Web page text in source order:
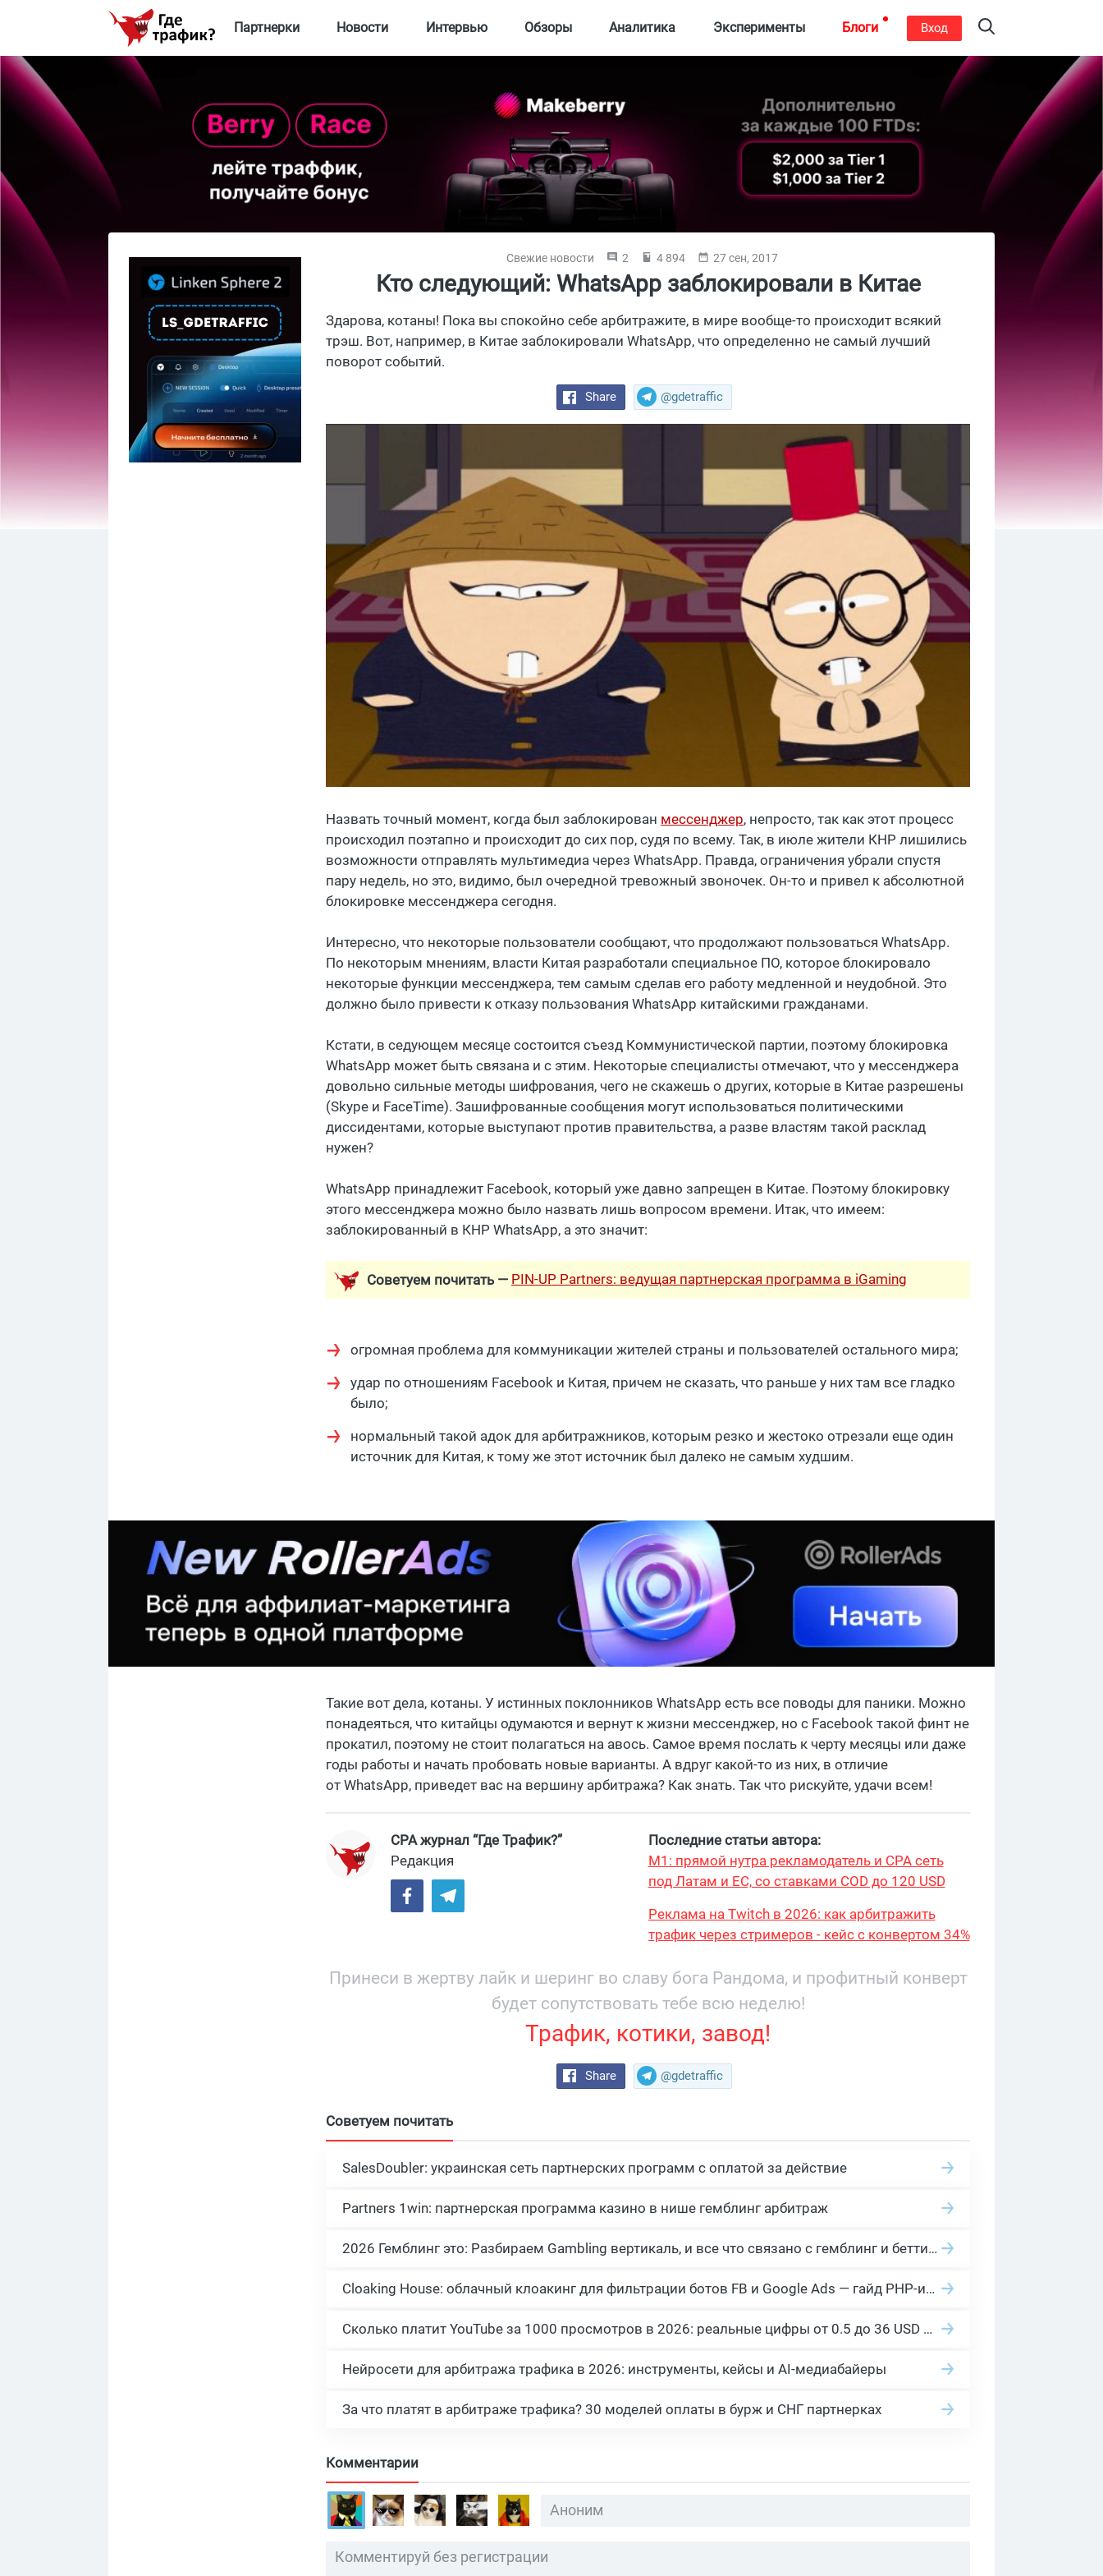
Партнерки Новости Интервью Обзоры Аналитика Эксперименты Блоги Вход
Свежие новости 2 4 894 27 сен, 2017
Кто следующий: WhatsApp заблокировали в Китае
Здарова, котаны! Пока вы спокойно себе арбитражите, в мире вообще-то происходит всякий
трэш. Вот, например, в Китае заблокировали WhatsApp, что определенно не самый лучший
поворот событий.
Share @gdetraffic
Назвать точный момент, когда был заблокирован мессенджер, непросто, так как этот процесс
происходил поэтапно и происходит до сих пор, судя по всему. Так, в июле жители КНР лишились
возможности отправлять мультимедиа через WhatsApp. Правда, ограничения убрали спустя
пару недель, но это, видимо, был очередной тревожный звоночек. Он-то и привел к абсолютной
блокировке мессенджера сегодня.
Интересно, что некоторые пользователи сообщают, что продолжают пользоваться WhatsApp.
По некоторым мнениям, власти Китая разработали специальное ПО, которое блокировало
некоторые функции мессенджера, тем самым сделав его работу медленной и неудобной. Это
должно было привести к отказу пользования WhatsApp китайскими гражданами.
Кстати, в седующем месяце состоится съезд Коммунистической партии, поэтому блокировка
WhatsApp может быть связана и с этим. Некоторые специалисты отмечают, что у мессенджера
довольно сильные методы шифрования, чего не скажешь о других, которые в Китае разрешены
(Skype и FaceTime). Зашифрованные сообщения могут использоваться политическими
диссидентами, которые выступают против правительства, а разве властям такой расклад
нужен?
WhatsApp принадлежит Facebook, который уже давно запрещен в Китае. Поэтому блокировку
этого мессенджера можно было назвать лишь вопросом времени. Итак, что имеем:
заблокированный в КНР WhatsApp, а это значит:
Советуем почитать — PIN-UP Partners: ведущая партнерская программа в iGaming
огромная проблема для коммуникации жителей страны и пользователей остального мира;
удар по отношениям Facebook и Китая, причем не сказать, что раньше у них там все гладко
было;
нормальный такой адок для арбитражников, которым резко и жестоко отрезали еще один
источник для Китая, к тому же этот источник был далеко не самым худшим.
Такие вот дела, котаны. У истинных поклонников WhatsApp есть все поводы для паники. Можно
понадеяться, что китайцы одумаются и вернут к жизни мессенджер, но с Facebook такой финт не
прокатил, поэтому не стоит полагаться на авось. Самое время послать к черту месяцы или даже
годы работы и начать пробовать новые варианты. А вдруг какой-то из них, в отличие
от WhatsApp, приведет вас на вершину арбитража? Как знать. Так что рискуйте, удачи всем!
CPA журнал “Где Трафик?”
Редакция
Последние статьи автора:
М1: прямой нутра рекламодатель и CPA сеть
под Латам и ЕС, со ставками COD до 120 USD
Реклама на Twitch в 2026: как арбитражить
трафик через стримеров - кейс с конвертом 34%
Принеси в жертву лайк и шеринг во славу бога Рандома, и профитный конверт
будет сопутствовать тебе всю неделю!
Трафик, котики, завод!
Share @gdetraffic
Советуем почитать
SalesDoubler: украинская сеть партнерских программ с оплатой за действие
Partners 1win: партнерская программа казино в нише гемблинг арбитраж
2026 Гемблинг это: Разбираем Gambling вертикаль, и все что связано с гемблинг и беттинг офферами
Cloaking House: облачный клоакинг для фильтрации ботов FB и Google Ads — гайд PHP-интеграции 2026
Сколько платит YouTube за 1000 просмотров в 2026: реальные цифры от 0.5 до 36 USD по ГЕО
Нейросети для арбитража трафика в 2026: инструменты, кейсы и AI-медиабайеры
За что платят в арбитраже трафика? 30 моделей оплаты в бурж и СНГ партнерках
Комментарии